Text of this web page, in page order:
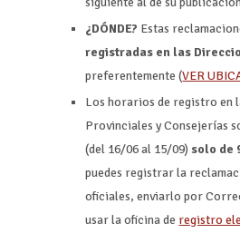
¿DÓNDE? Estas
registradas en las
preferentemente (VER
Los horarios de registro en
Provinciales y Consejerías
(del 16/06 al 15/09) solo de
puedes registrar la
oficiales, enviarlo por
usar la oficina de registro